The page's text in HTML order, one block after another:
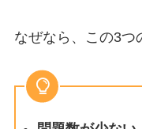
なぜなら、この3つ